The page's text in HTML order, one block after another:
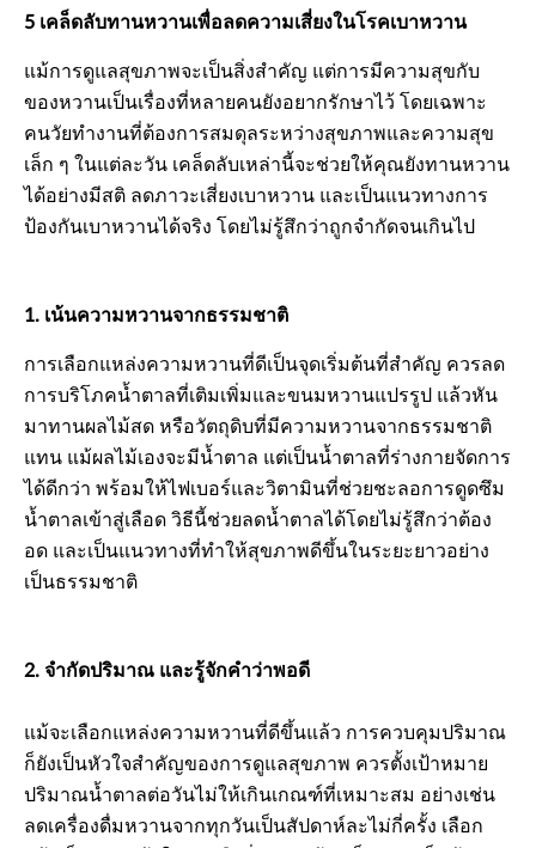
5 เคล็ดลับทานหวานเพื่อลดความเสี่ยงในโรคเบาหวาน
แม้การดูแลสุขภาพจะเป็นสิ่งสำคัญ แต่การมีความสุขกับ
ของหวานเป็นเรื่องที่หลายคนยังอยากรักษาไว้ โดยเฉพาะ
คนวัยทำงานที่ต้องการสมดุลระหว่างสุขภาพและความสุข
เล็ก ๆ ในแต่ละวัน เคล็ดลับเหล่านี้จะช่วยให้คุณยังทานหวาน
ได้อย่างมีสติ ลดภาวะเสี่ยงเบาหวาน และเป็นแนวทางการ
ป้องกันเบาหวานได้จริง โดยไม่รู้สึกว่าถูกจำกัดจนเกินไป
1. เน้นความหวานจากธรรมชาติ
การเลือกแหล่งความหวานที่ดีเป็นจุดเริ่มต้นที่สำคัญ ควรลด
การบริโภคน้ำตาลที่เติมเพิ่มและขนมหวานแปรรูป แล้วหัน
มาทานผลไม้สด หรือวัตถุดิบที่มีความหวานจากธรรมชาติ
แทน แม้ผลไม้เองจะมีน้ำตาล แต่เป็นน้ำตาลที่ร่างกายจัดการ
ได้ดีกว่า พร้อมให้ไฟเบอร์และวิตามินที่ช่วยชะลอการดูดซึม
น้ำตาลเข้าสู่เลือด วิธีนี้ช่วยลดน้ำตาลได้โดยไม่รู้สึกว่าต้อง
อด และเป็นแนวทางที่ทำให้สุขภาพดีขึ้นในระยะยาวอย่าง
เป็นธรรมชาติ
2. จำกัดปริมาณ และรู้จักคำว่าพอดี
แม้จะเลือกแหล่งความหวานที่ดีขึ้นแล้ว การควบคุมปริมาณ
ก็ยังเป็นหัวใจสำคัญของการดูแลสุขภาพ ควรตั้งเป้าหมาย
ปริมาณน้ำตาลต่อวันไม่ให้เกินเกณฑ์ที่เหมาะสม อย่างเช่น
ลดเครื่องดื่มหวานจากทุกวันเป็นสัปดาห์ละไม่กี่ครั้ง เลือก